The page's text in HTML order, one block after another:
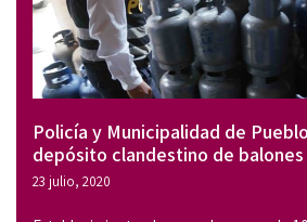
Policía y Municipalidad de
depósito clandestino de balones
23 julio, 2020